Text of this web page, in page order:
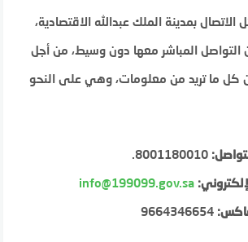
بمدينة الملك عبدالله الاقتصادية،
التواصل المباشر معها دون وسيط، من أجل
كل ما تريد من معلومات، وهي على النحو
8001180010.
info@199099.gov.sa
9664346654